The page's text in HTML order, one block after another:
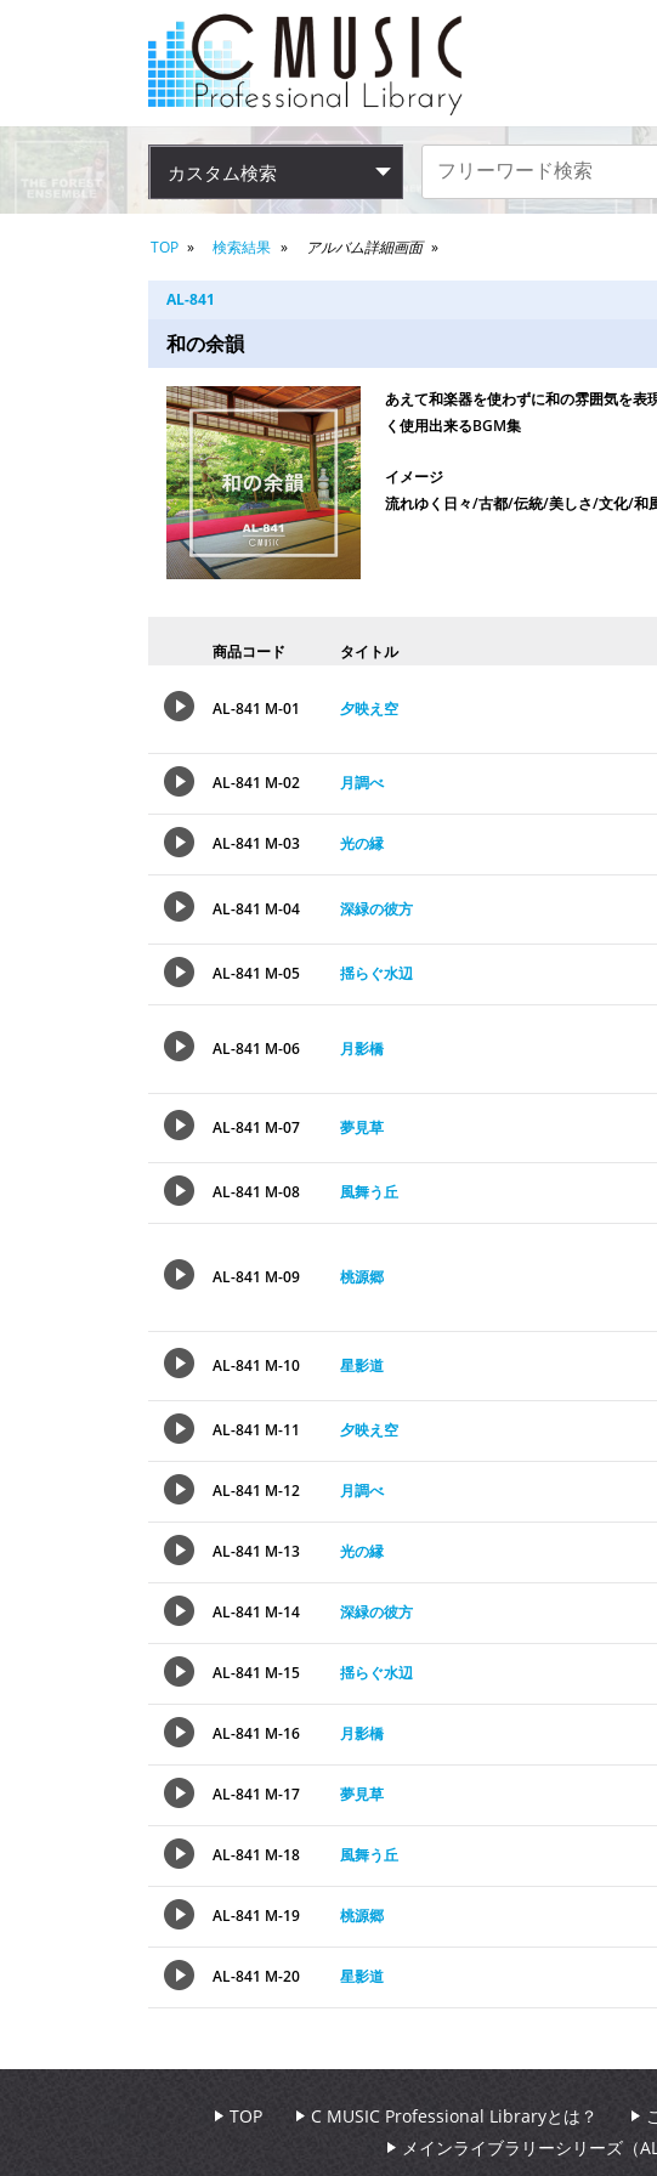
カスタム検索
TOP 検索結果 アルバム詳細画面
AL-841
和の余韻
あえて和楽器を使わずに和の雰囲気を表
く使用出来るBGM集
イメージ
流れゆく日々/古都/伝統/美しさ/文化/和
商品コード タイトル
AL-841 M-01 夕映え空
AL-841 M-02 月調べ
AL-841 M-03 光の縁
AL-841 M-04 深緑の彼方
AL-841 M-05 揺らぐ水辺
AL-841 M-06 月影橋
AL-841 M-07 夢見草
AL-841 M-08 風舞う丘
AL-841 M-09 桃源郷
AL-841 M-10 星影道
AL-841 M-11 夕映え空
AL-841 M-12 月調べ
AL-841 M-13 光の縁
AL-841 M-14 深緑の彼方
AL-841 M-15 揺らぐ水辺
AL-841 M-16 月影橋
AL-841 M-17 夢見草
AL-841 M-18 風舞う丘
AL-841 M-19 桃源郷
AL-841 M-20 星影道
TOP C MUSIC Professional Libraryとは？
メインライブラリーシリーズ（AL